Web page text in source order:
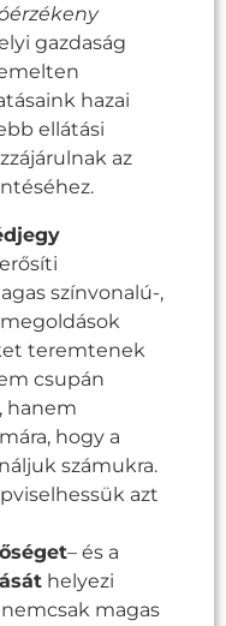
gazdaság
hazai
ellátási
az
színvonalú-,
teremtenek
csupán
hanem
hogy a
számukra.
azt
– és a
helyezi
magas